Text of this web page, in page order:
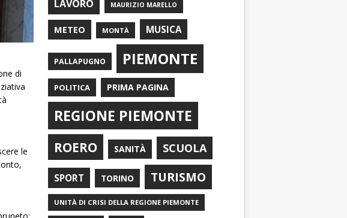
di
le
LAVORO MAURIZIO MARELLO
METEO MONTÀ MUSICA
PALLAPUGNO PIEMONTE
POLITICA PRIMA PAGINA
REGIONE PIEMONTE
ROERO SANITÀ SCUOLA
SPORT TORINO TURISMO
UNITÀ DI CRISI DELLA REGIONE PIEMONTE